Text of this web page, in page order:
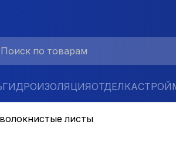
ГИДРОИЗОЛЯЦИЯОТДЕЛКА
листы